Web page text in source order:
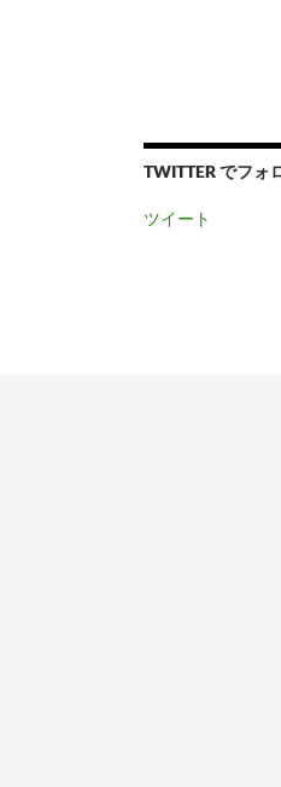
TWITTER でフォ
ツイート